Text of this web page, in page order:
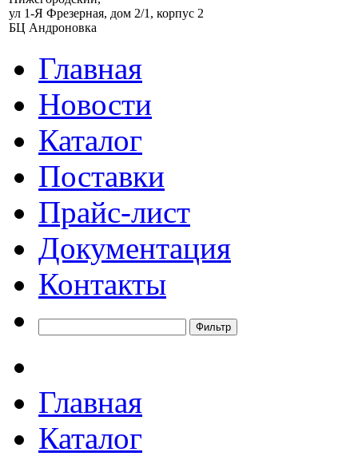
ул 1-Я Фрезерная, дом 2/1, корпус 2
БЦ Андроновка
Главная
Новости
Каталог
Поставки
Прайс-лист
Документация
Контакты
Главная
Каталог